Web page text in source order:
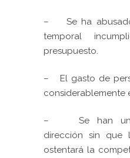
–
Se ha
temporal
presupuesto.
–
El gasto de
considerablemente
–
Se han
dirección sin que
ostentará la